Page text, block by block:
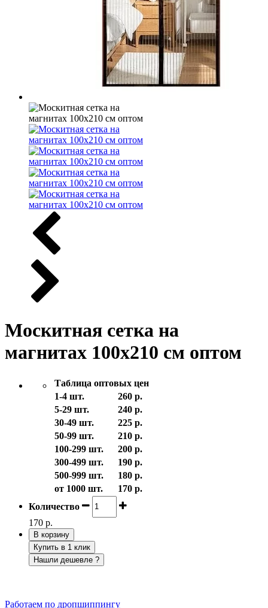
Москитная сетка на
магнитах 100х210 см оптом
Таблица оптовых цен
1-4 шт.
260 р.
5-29 шт.
240 р.
30-49 шт.
225 р.
50-99 шт.
210 р.
100-299 шт.
200 р.
300-499 шт.
190 р.
500-999 шт.
180 р.
от 1000 шт.
170 р.
Количество
170 р.
В корзину
Купить в 1 клик
Нашли дешевле ?
Работаем по дропшиппингу